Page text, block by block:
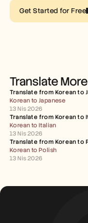
Get Started for Free
Translate More
Translate from Korean to
Korean to Japanese
13 Nis 2026
Translate from Korean to
Korean to Italian
13 Nis 2026
Translate from Korean to
Korean to Polish
13 Nis 2026